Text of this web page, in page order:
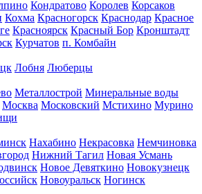
Кондратово Королев Корсаков
Кохма Красногорск Краснодар Красное
Красноярск Красный Бор Кронштадт
Курчатов п. Комбайн
Лобня Люберцы
Металлострой Минеральные воды
Москва Московский Мстихино Мурино
Нахабино Некрасовка Немчиновка
Нижний Тагил Новая Усмань
Новое Девяткино Новокузнецк
Новоуральск Ногинск